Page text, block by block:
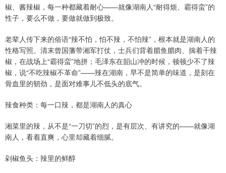
椒、酱辣椒，每一种都藏着耐心——就像湖南人“耐得烦、霸得蛮”的
性子，要么不做，要做就做到极致。
老辈人传下来的俗语“辣不怕，怕不辣，不怕辣”，根本就是湖南人的
性格写照。清末曾国藩带湘军打仗，士兵们背着腊鱼腊肉、揣着干辣
椒，在战场上“霸得蛮”地拼；毛泽东在韶山冲的时候，顿顿少不了辣
椒，说“不吃辣椒不革命”——辣在湖南，早不是简单的味道，是刻在
骨血里的韧劲，是面对难事儿不低头的底气。
辣食种类：每一口辣，都是湖南人的真心
湘菜里的辣，从不是“一刀切”的烈，是有层次、有讲究的——就像湖
南人，看着直爽，心里却藏着细腻。
剁椒鱼头：辣里的鲜醇